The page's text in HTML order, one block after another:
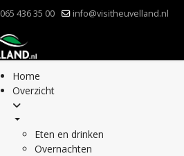
065 436 35 00 info@visitheuvelland.nl
Home
Overzicht
Eten en drinken
Overnachten